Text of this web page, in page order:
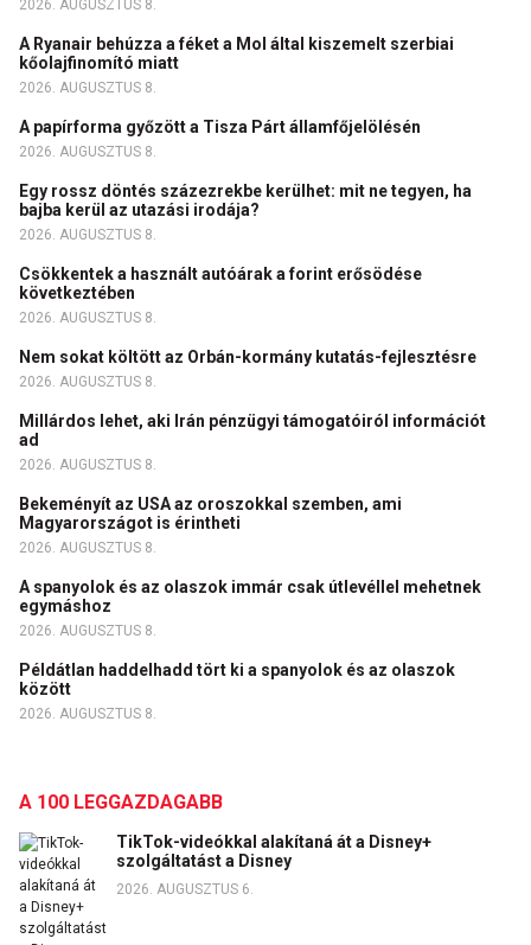
2026. AUGUSZTUS 8.
A Ryanair behúzza a féket a Mol által kiszemelt szerbiai
kőolajfinomító miatt
2026. AUGUSZTUS 8.
A papírforma győzött a Tisza Párt államfőjelölésén
2026. AUGUSZTUS 8.
Egy rossz döntés százezrekbe kerülhet: mit ne tegyen, ha
bajba kerül az utazási irodája?
2026. AUGUSZTUS 8.
Csökkentek a használt autóárak a forint erősödése
következtében
2026. AUGUSZTUS 8.
Nem sokat költött az Orbán-kormány kutatás-fejlesztésre
2026. AUGUSZTUS 8.
Millárdos lehet, aki Irán pénzügyi támogatóiról információt
ad
2026. AUGUSZTUS 8.
Bekeményít az USA az oroszokkal szemben, ami
Magyarországot is érintheti
2026. AUGUSZTUS 8.
A spanyolok és az olaszok immár csak útlevéllel mehetnek
egymáshoz
2026. AUGUSZTUS 8.
Példátlan haddelhadd tört ki a spanyolok és az olaszok
között
2026. AUGUSZTUS 8.
A 100 LEGGAZDAGABB
TikTok-videókkal alakítaná át a Disney+
szolgáltatást a Disney
2026. AUGUSZTUS 6.